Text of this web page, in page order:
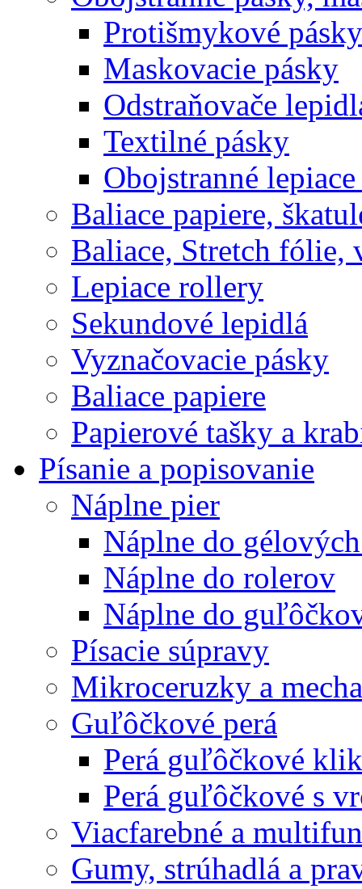
Protišmykové pásky
Maskovacie pásky
Odstraňovače
Textilné pásky
Obojstranné
Baliace papiere,
Baliace, Stretch fólie,
Lepiace rollery
Sekundové lepidlá
Vyznačovacie pásky
Baliace papiere
Papierové tašky a
Písanie a popisovanie
Náplne pier
Náplne do
Náplne do rolerov
Náplne do
Písacie súpravy
Mikroceruzky a
Guľôčkové perá
Perá guľôčkové
Perá guľôčkové s
Viacfarebné a
Gumy, strúhadlá a